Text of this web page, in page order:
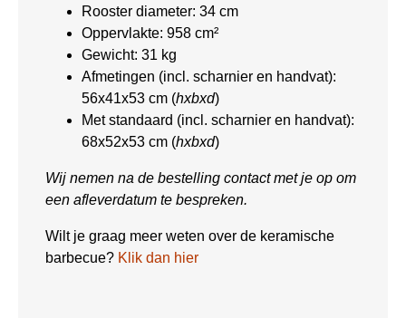
Rooster diameter: 34 cm
Oppervlakte: 958 cm²
Gewicht: 31 kg
Afmetingen (incl. scharnier en handvat):
56x41x53 cm (hxbxd)
Met standaard (incl. scharnier en handvat):
68x52x53 cm (hxbxd)
Wij nemen na de bestelling contact met je op om
een afleverdatum te bespreken.
Wilt je graag meer weten over de keramische
barbecue? Klik dan hier